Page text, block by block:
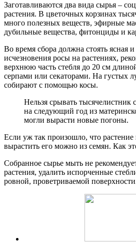
Заготавливаются два вида сырья –
растения. В цветочных корзинах
много полезных веществ, эфирные
дубильные вещества, фитонциды и
Во время сбора должна стоять ясная
исчезновения росы на растениях,
верхнюю часть стебля до 20 см
серпами или секаторами. На густых
собирают с помощью косы.
Нельзя срывать тысячелистник
на следующий год из
могли вырасти новые погоны.
Если уж так произошло, что
вырастить его можно из семян. Как
Собранное сырье мыть не
растения, удалить испорченные
ровной, проветриваемой